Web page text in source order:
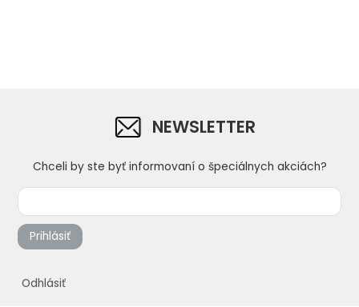
NEWSLETTER
Chceli by ste byť informovaní o špeciálnych akciách?
Prihlásiť
Odhlásiť